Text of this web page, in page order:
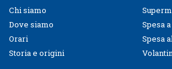
Chi siamo
Dove siamo
Orari
Storia e origini
Spesa
Spesa